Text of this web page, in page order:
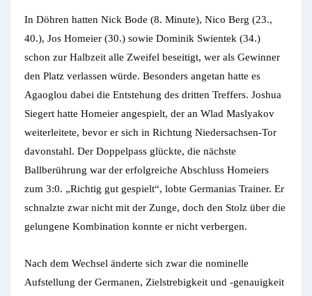
In Döhren hatten Nick Bode (8. Minute), Nico Berg (23.,
40.), Jos Homeier (30.) sowie Dominik Swientek (34.)
schon zur Halbzeit alle Zweifel beseitigt, wer als Gewinner
den Platz verlassen würde. Besonders angetan hatte es
Agaoglou dabei die Entstehung des dritten Treffers. Joshua
Siegert hatte Homeier angespielt, der an Wlad Maslyakov
weiterleitete, bevor er sich in Richtung Niedersachsen-Tor
davonstahl. Der Doppelpass glückte, die nächste
Ballberührung war der erfolgreiche Abschluss Homeiers
zum 3:0. „Richtig gut gespielt“, lobte Germanias Trainer. Er
schnalzte zwar nicht mit der Zunge, doch den Stolz über die
gelungene Kombination konnte er nicht verbergen.
Nach dem Wechsel änderte sich zwar die nominelle
Aufstellung der Germanen, Zielstrebigkeit und -genauigkeit